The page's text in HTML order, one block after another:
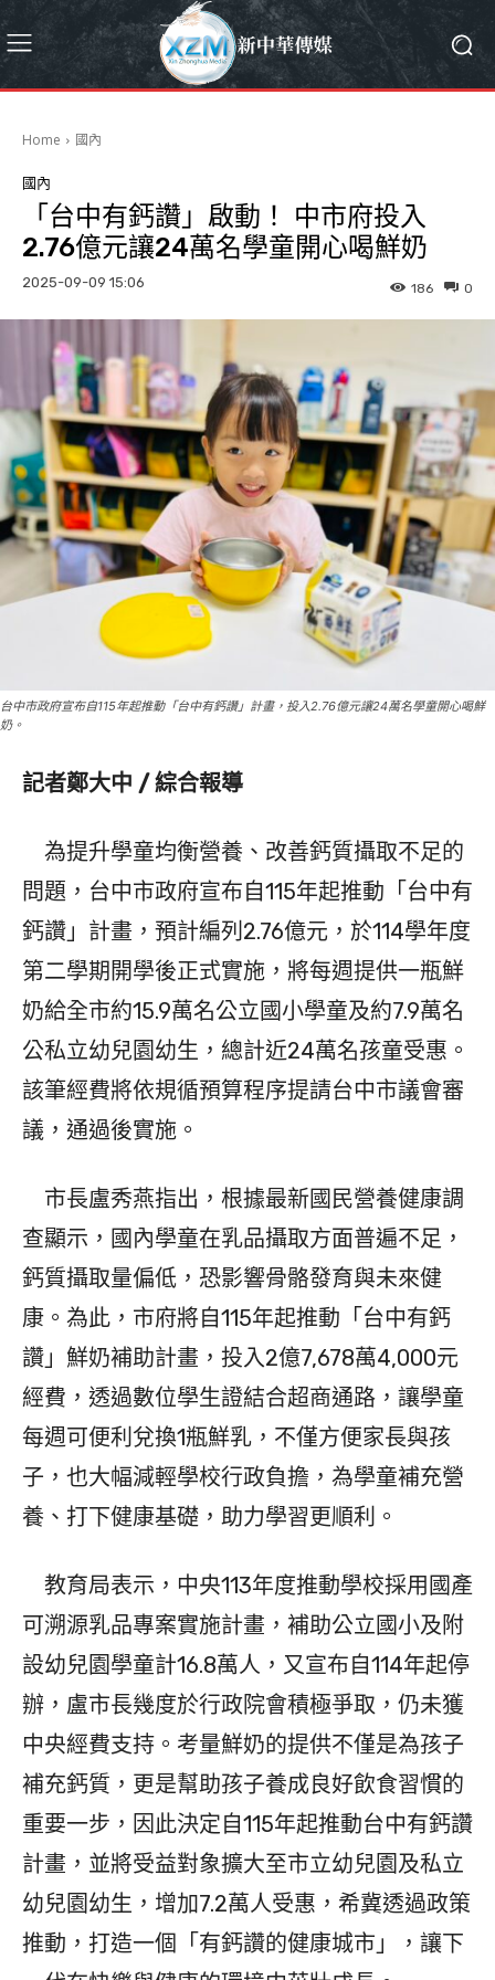
Home 國內
國內
「台中有鈣讚」啟動！ 中市府投入
2.76億元讓24萬名學童開心喝鮮奶
2025-09-09 15:06 0
186
台中市政府宣布自115年起推動「台中有鈣讚」計畫，投入2.76億元讓24萬名學童開心喝鮮
奶。
記者鄭大中 / 綜合報導
為提升學童均衡營養、改善鈣質攝取不足的
問題，台中市政府宣布自115年起推動「台中有
鈣讚」計畫，預計編列2.76億元，於114學年度
第二學期開學後正式實施，將每週提供一瓶鮮
奶給全市約15.9萬名公立國小學童及約7.9萬名
公私立幼兒園幼生，總計近24萬名孩童受惠。
該筆經費將依規循預算程序提請台中市議會審
議，通過後實施。
市長盧秀燕指出，根據最新國民營養健康調
查顯示，國內學童在乳品攝取方面普遍不足，
鈣質攝取量偏低，恐影響骨骼發育與未來健
康。為此，市府將自115年起推動「台中有鈣
讚」鮮奶補助計畫，投入2億7,678萬4,000元
經費，透過數位學生證結合超商通路，讓學童
每週可便利兌換1瓶鮮乳，不僅方便家長與孩
子，也大幅減輕學校行政負擔，為學童補充營
養、打下健康基礎，助力學習更順利。
教育局表示，中央113年度推動學校採用國產
可溯源乳品專案實施計畫，補助公立國小及附
設幼兒園學童計16.8萬人，又宣布自114年起停
辦，盧市長幾度於行政院會積極爭取，仍未獲
中央經費支持。考量鮮奶的提供不僅是為孩子
補充鈣質，更是幫助孩子養成良好飲食習慣的
重要一步，因此決定自115年起推動台中有鈣讚
計畫，並將受益對象擴大至市立幼兒園及私立
幼兒園幼生，增加7.2萬人受惠，希冀透過政策
推動，打造一個「有鈣讚的健康城市」，讓下